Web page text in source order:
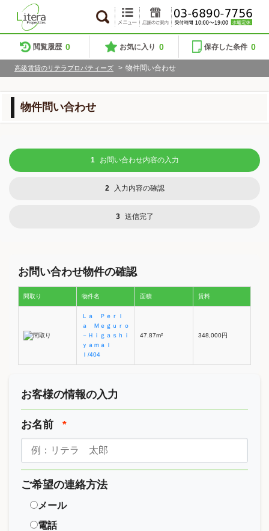
閲覧履歴 0 お気に入り 0 保存した条件 0
高級賃貸のリテラプロパティーズ > 物件問い合わせ
物件問い合わせ
1 お問い合わせ内容の入力
2 入力内容の確認
3 送信完了
お問い合わせ物件の確認
間取り 物件名 面積 賃料
Ｌａ Ｐｅｒｌ
ａ Ｍｅｇｕｒｏ
－Ｈｉｇａｓｈｉ
ｙａｍａＩ
Ｉ/404
47.87m² 348,000円
お客様の情報の入力
お名前 *
ご希望の連絡方法
メール
電話